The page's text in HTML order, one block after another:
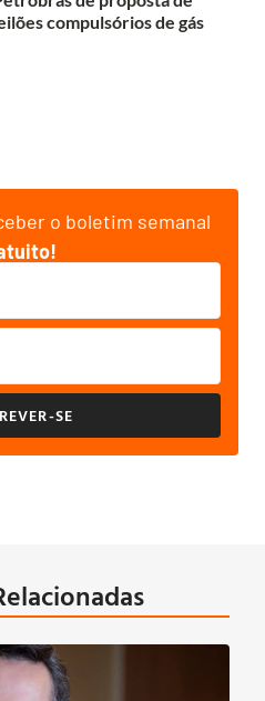
compulsórios de gás
o boletim semanal
SE